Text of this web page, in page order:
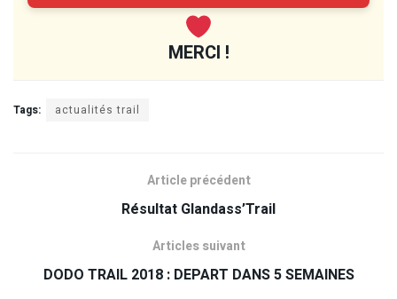
MERCI !
Tags: actualités trail
Article précédent
Résultat Glandass’Trail
Articles suivant
DODO TRAIL 2018 : DEPART DANS 5 SEMAINES